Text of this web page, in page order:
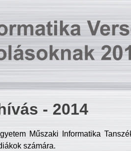
- 2014
Műszaki Informatika
számára.